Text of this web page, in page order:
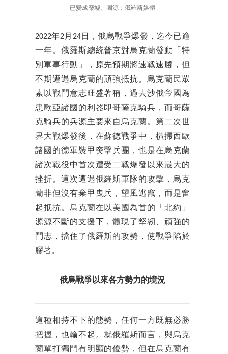
已變成廢墟。圖源：俄羅斯媒體
2022年2月24日，俄烏戰爭爆發，迄今已逾
一年。俄羅斯總統普京對烏克蘭發動「特
別軍事行動」，原先預期將速戰速勝，但
不期遭遇烏克蘭的頑強抵抗。烏克蘭民眾
素以戰鬥意志旺盛著稱，過去沙俄帝國為
患歐亞諸國的利器即哥薩克騎兵，而哥薩
克騎兵的兵源主要來自烏克蘭。第二次世
界大戰爆發後，在蘇德戰爭中，橫掃西歐
諸國的德軍裝甲突擊兵團，也是在烏克蘭
諸次戰役中首次遭受二戰爆發以來最大的
挫折。這次遭遇俄羅斯軍隊的攻擊，烏克
蘭非但沒有棄甲曳兵，望風逃竄，而是奮
起抵抗。烏克蘭在以美國為首的「北約」
源源不斷的支援下，體現了堅韌、頑強的
鬥志，擋住了俄羅斯的攻勢，使戰爭陷於
膠著。
俄烏戰爭以來各方勢力的境況
這種相持不下的態勢，任何一方既無必勝
把握，也輸不起。就俄羅斯而言，與烏克
蘭單打獨鬥有明顯的優勢，但在烏克蘭有